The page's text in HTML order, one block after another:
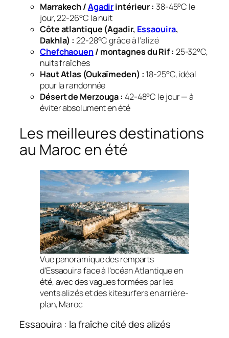
Marrakech /Agadirintérieur : 38-45°C le
jour, 22-26°C la nuit
Côte atlantique (Agadir, Essaouira,
Dakhla) : 22-28°C grâce à l’alizé
Chefchaouen/ montagnes du Rif : 25-32°C,
nuits fraîches
Haut Atlas (Oukaïmeden) : 18-25°C, idéal
pour la randonnée
Désert de Merzouga : 42-48°C le jour — à
éviter absolument en été
Les meilleures destinations
au Maroc en été
Vue panoramique des remparts
d’Essaouira face à l’océan Atlantique en
été, avec des vagues formées par les
vents alizés et des kitesurfers en arrière-
plan, Maroc
Essaouira : la fraîche cité des alizés